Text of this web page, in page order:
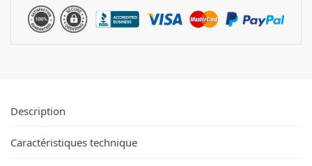
Description
Caractéristiques technique